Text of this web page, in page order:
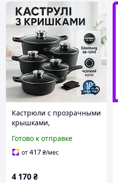
Кастрюли с прозрачными
крышками,
кастрюль, Набор
кастрюль с комплектом
Готово к отправке
от417₴/мес
4 170₴